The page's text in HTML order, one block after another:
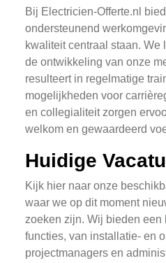
Bij Electricien-Offerte.nl
ondersteunend
kwaliteit centraal staan. We
de ontwikkeling van onze
resulteert in regelmatige
mogelijkheden voor
en collegialiteit zorgen
welkom en gewaardeerd
Huidige
Kijk hier naar onze
waar we op dit moment
zoeken zijn. Wij bieden een
functies, van installatie- en
projectmanagers en